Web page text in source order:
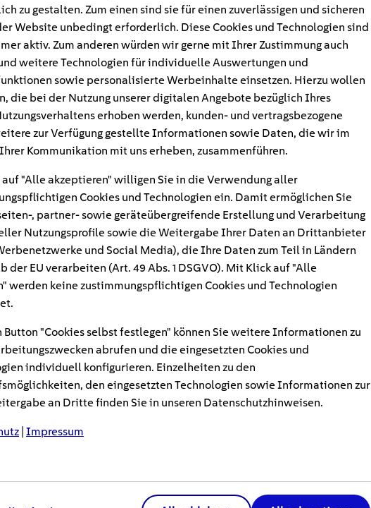
#
badezimmer
zu gestalten. Zum einen sind sie für einen zuverlässigen und sicheren
Website unbedingt erforderlich. Diese Cookies und Technologien sind
aktiv. Zum anderen würden wir gerne mit Ihrer Zustimmung auch
weitere Technologien für individuelle Auswertungen und
sowie personalisierte Werbeinhalte einsetzen. Hierzu wollen
die bei der Nutzung unserer digitalen Angebote bezüglich Ihres
erhoben werden, kunden- und vertragsbezogene
zur Verfügung gestellte Informationen sowie Daten, die wir im
Kommunikation mit uns erheben, zusammenführen.
"Alle akzeptieren" willigen Sie in die Verwendung aller
Cookies und Technologien ein. Damit ermöglichen Sie
, partner- sowie geräteübergreifende Erstellung und Verarbeitung
Nutzungsprofile sowie die Weitergabe Ihrer Daten an Drittanbieter
und Social Media), die Ihre Daten zum Teil in Ländern
der EU verarbeiten (Art. 49 Abs. 1 DSGVO). Mit Klick auf "Alle
werden keine zustimmungspflichtigen Cookies und Technologien
Button "Cookies selbst festlegen" können Sie weitere Informationen zu
abrufen und die eingesetzten Cookies und
individuell konfigurieren. Einzelheiten zu den
den eingesetzten Technologien sowie Informationen zur
an Dritte finden Sie in unseren Datenschutzhinweisen.
Impressum